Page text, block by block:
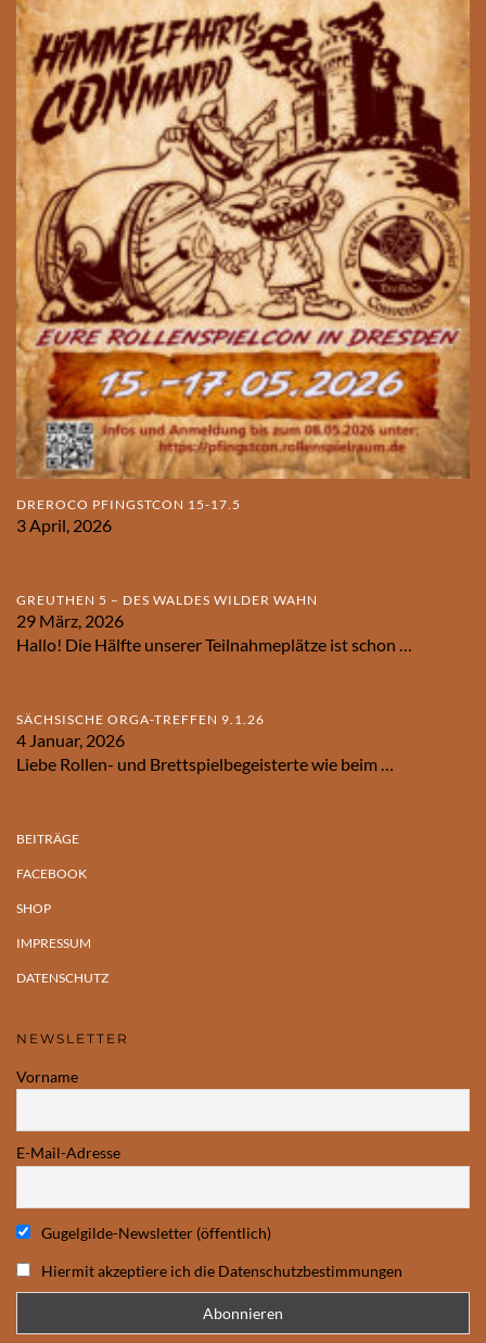
DREROCO PFINGSTCON 15-17.5
3 April, 2026
GREUTHEN 5 – DES WALDES WILDER WAHN
29 März, 2026
Hallo! Die Hälfte unserer Teilnahmeplätze ist schon
SÄCHSISCHE ORGA-TREFFEN 9.1.26
4 Januar, 2026
Liebe Rollen- und Brettspielbegeisterte wie beim
BEITRÄGE
FACEBOOK
SHOP
IMPRESSUM
DATENSCHUTZ
NEWSLETTER
Vorname
E-Mail-Adresse
Gugelgilde-Newsletter (öffentlich)
Hiermit akzeptiere ich die Datenschutzbestimmungen